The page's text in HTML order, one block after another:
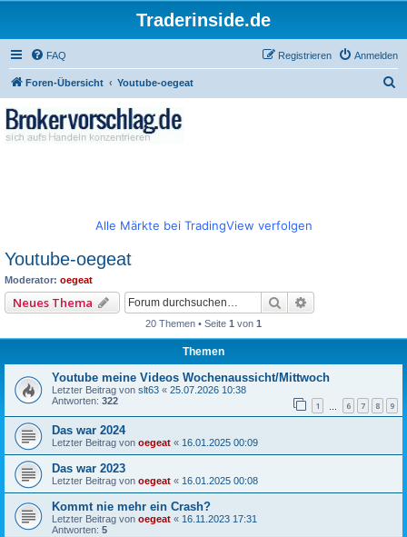
Traderinside.de
FAQ Anmelden
Registrieren
Foren-Übersicht Youtube-oegeat
Alle Märkte bei TradingView verfolgen
Youtube-oegeat
Moderator: oegeat
Neues Thema Suche
20 Themen • Seite 1 von 1
Themen
Youtube meine Videos Wochenaussicht/Mittwoch
Letzter Beitrag von slt63 « 25.07.2026 10:38
Antworten: 322 1 6 7 8 9
Das war 2024
Letzter Beitrag von oegeat « 16.01.2025 00:09
Das war 2023
Letzter Beitrag von oegeat « 16.01.2025 00:08
Kommt nie mehr ein Crash?
Letzter Beitrag von oegeat « 16.11.2023 17:31
Antworten: 5